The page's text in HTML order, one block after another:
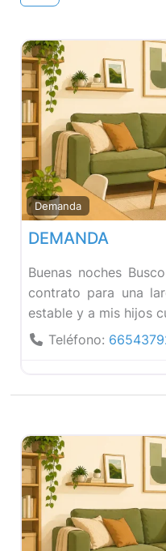
Demanda
DEMANDA
Buenas noches
contrato para una
estable y a mis hijos
Teléfono: